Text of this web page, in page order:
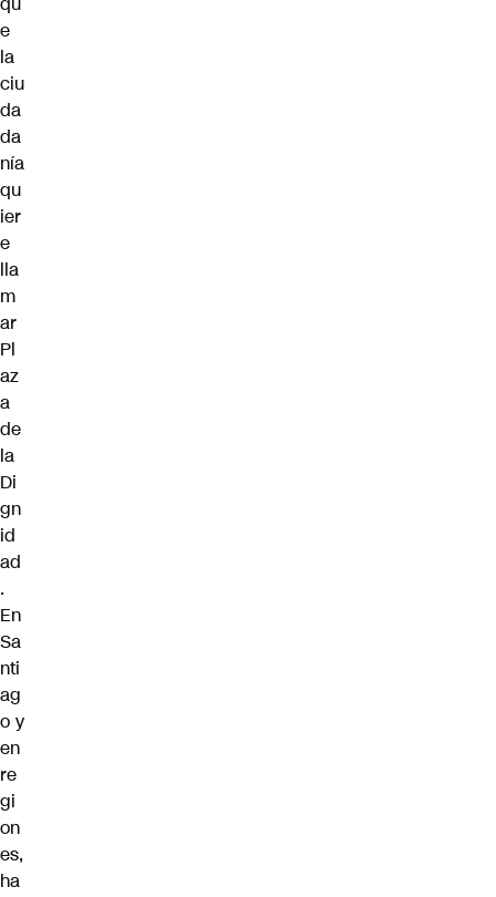
e
la
ciu
da
da
nía
qu
ier
e
lla
m
ar
Pl
az
a
de
la
Di
gn
id
ad
.
En
Sa
nti
ag
o y
en
re
gi
on
es,
ha